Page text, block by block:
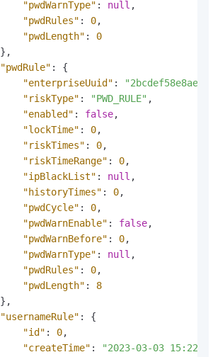
"pwdWarnType" : null ,
"pwdRules" : 0,
"pwdLength" :
0
} ,
"pwdRule" :
{
"enterpriseUuid" :
"riskType" : "PWD_RULE" ,
"enabled" : false,
"lockTime" : 0,
"riskTimes" : 0,
"riskTimeRange" : 0,
"ipBlackList" : null ,
"historyTimes" : 0,
"pwdCycle" : 0,
"pwdWarnEnable" : false,
"pwdWarnBefore" : 0,
"pwdWarnType" : null ,
"pwdRules" : 0,
"pwdLength" :
8
} ,
"usernameRule" :
{
"id" : 0,
"createTime" : "2023-03-03 15:22"